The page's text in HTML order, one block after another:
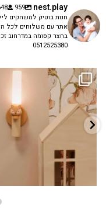
nest.play
959
חנות בוטיק למשחקים
אתר עם משלוחים לכל
בחצר קסומה במדרחוב
0512525380
גם פריט עיצובי לחדר, גם מנורת
...
3 0